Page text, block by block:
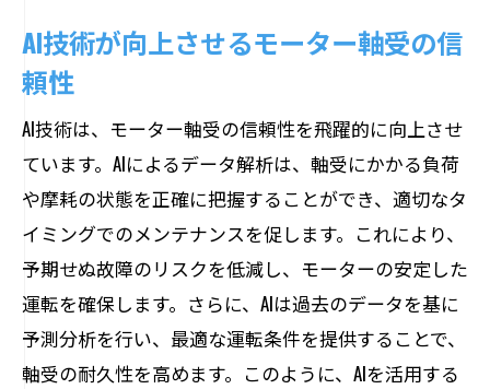
AI技術が向上させるモーター軸受の信
頼性
AI技術は、モーター軸受の信頼性を飛躍的に向上させ
ています。AIによるデータ解析は、軸受にかかる負荷
や摩耗の状態を正確に把握することができ、適切なタ
イミングでのメンテナンスを促します。これにより、
予期せぬ故障のリスクを低減し、モーターの安定した
運転を確保します。さらに、AIは過去のデータを基に
予測分析を行い、最適な運転条件を提供することで、
軸受の耐久性を高めます。このように、AIを活用する